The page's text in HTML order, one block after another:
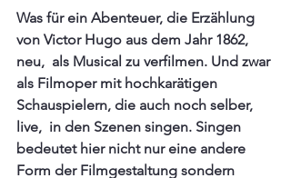
Was für ein Abenteuer, die Erzählung
von Victor Hugo aus dem Jahr 1862,
neu,  als Musical zu verfilmen. Und zwar
als Filmoper mit hochkarätigen
Schauspielern, die auch noch selber,
live,  in den Szenen singen. Singen
bedeutet hier nicht nur eine andere
Form der Filmgestaltung sondern